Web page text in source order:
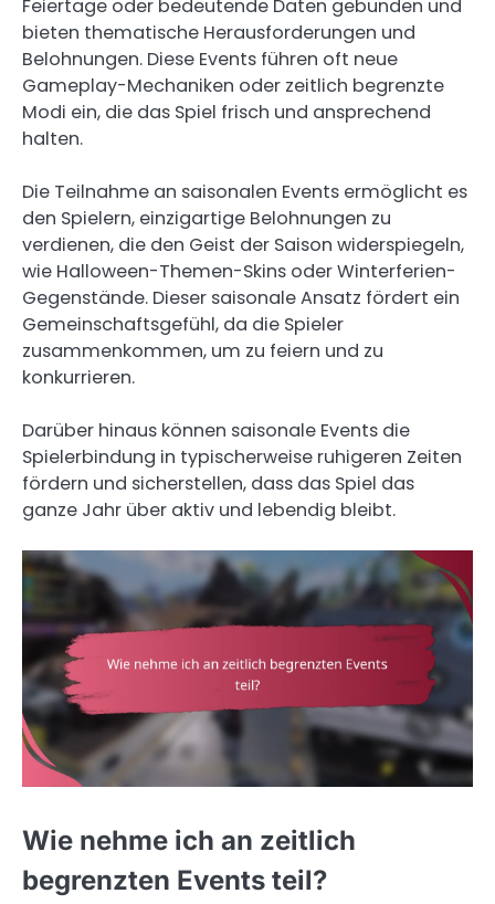
Feiertage oder bedeutende Daten gebunden und
bieten thematische Herausforderungen und
Belohnungen. Diese Events führen oft neue
Gameplay-Mechaniken oder zeitlich begrenzte
Modi ein, die das Spiel frisch und ansprechend
halten.
Die Teilnahme an saisonalen Events ermöglicht es
den Spielern, einzigartige Belohnungen zu
verdienen, die den Geist der Saison widerspiegeln,
wie Halloween-Themen-Skins oder Winterferien-
Gegenstände. Dieser saisonale Ansatz fördert ein
Gemeinschaftsgefühl, da die Spieler
zusammenkommen, um zu feiern und zu
konkurrieren.
Darüber hinaus können saisonale Events die
Spielerbindung in typischerweise ruhigeren Zeiten
fördern und sicherstellen, dass das Spiel das
ganze Jahr über aktiv und lebendig bleibt.
Wie nehme ich an zeitlich
begrenzten Events teil?